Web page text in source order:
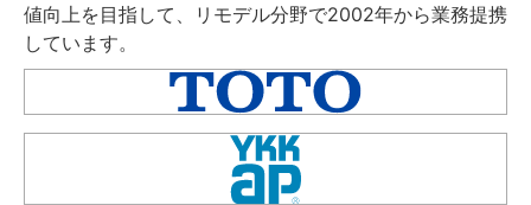
値向上を目指して、リモデル分野で2002年から業務提携
しています。